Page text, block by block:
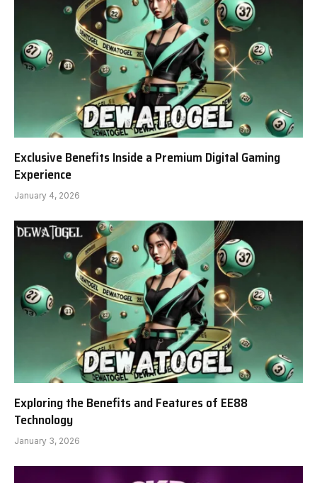
Exclusive Benefits Inside a Premium Digital Gaming
Experience
January 4, 2026
Exploring the Benefits and Features of EE88
Technology
January 3, 2026